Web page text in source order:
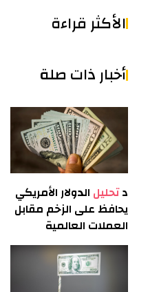
الأكثر قراءة
أخبار ذات صلة
دتحليل الدولار الأمريكي
يحافظ على الزخم مقابل
العملات العالمية